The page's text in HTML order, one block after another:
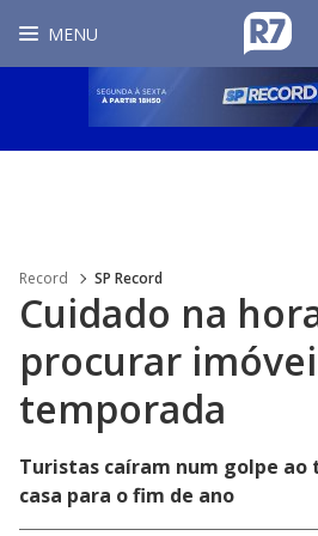
MENU
Record SP Record
Cuidado na
procurar
temporada
Turistas caíram num golpe
casa para o fim de ano